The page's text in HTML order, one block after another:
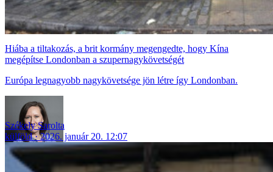
Hiába a tiltakozás, a brit kormány megengedte, hogy Kína
megépítse Londonban a szupernagykövetségét
Európa legnagyobb nagykövetsége jön létre így Londonban.
Székely Sarolta
külföld
2026. január 20. 12:07